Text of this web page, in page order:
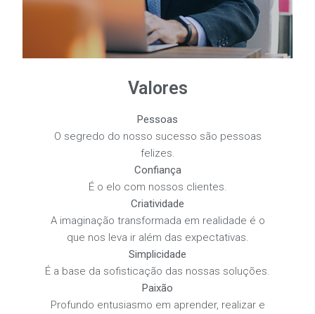
Valores
Pessoas
O segredo do nosso sucesso são pessoas
felizes.
Confiança
É o elo com nossos clientes.
Criatividade
A imaginação transformada em realidade é o
que nos leva ir além das expectativas.
Simplicidade
É a base da sofisticação das nossas soluções.
Paixão
Profundo entusiasmo em aprender, realizar e